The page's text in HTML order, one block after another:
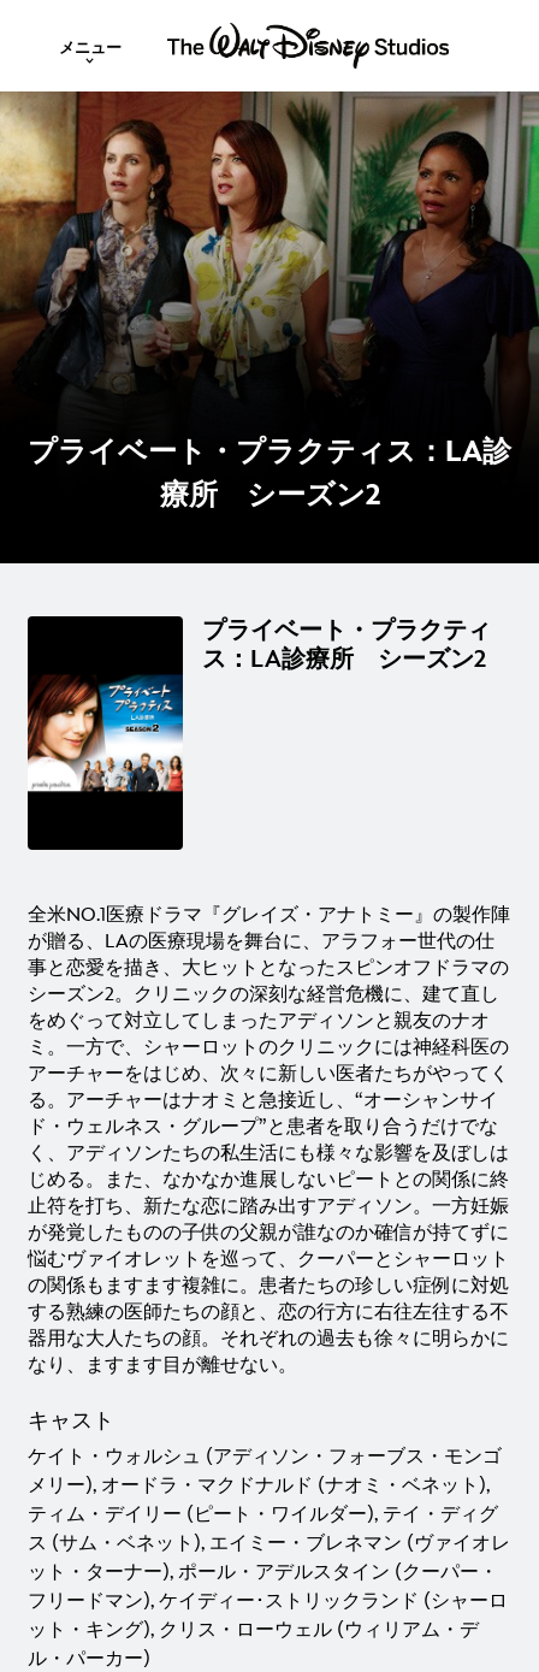
メニュー
プライベート・プラクティス：LA診
療所 シーズン2
プライベート・プラクティ
ス：LA診療所 シーズン2
全米NO.1医療ドラマ『グレイズ・アナトミー』の製作陣
が贈る、LAの医療現場を舞台に、アラフォー世代の仕
事と恋愛を描き、大ヒットとなったスピンオフドラマの
シーズン2。クリニックの深刻な経営危機に、建て直し
をめぐって対立してしまったアディソンと親友のナオ
ミ。一方で、シャーロットのクリニックには神経科医の
アーチャーをはじめ、次々に新しい医者たちがやってく
る。アーチャーはナオミと急接近し、“オーシャンサイ
ド・ウェルネス・グループ”と患者を取り合うだけでな
く、アディソンたちの私生活にも様々な影響を及ぼしは
じめる。また、なかなか進展しないピートとの関係に終
止符を打ち、新たな恋に踏み出すアディソン。一方妊娠
が発覚したものの子供の父親が誰なのか確信が持てずに
悩むヴァイオレットを巡って、クーパーとシャーロット
の関係もますます複雑に。患者たちの珍しい症例に対処
する熟練の医師たちの顔と、恋の行方に右往左往する不
器用な大人たちの顔。それぞれの過去も徐々に明らかに
なり、ますます目が離せない。
キャスト
ケイト・ウォルシュ (アディソン・フォーブス・モンゴ
メリー), オードラ・マクドナルド (ナオミ・ベネット),
ティム・デイリー (ピート・ワイルダー), テイ・ディグ
ス (サム・ベネット), エイミー・ブレネマン (ヴァイオレ
ット・ターナー), ポール・アデルスタイン (クーパー・
フリードマン), ケイディー･ストリックランド (シャーロ
ット・キング), クリス・ローウェル (ウィリアム・デ
ル・パーカー)